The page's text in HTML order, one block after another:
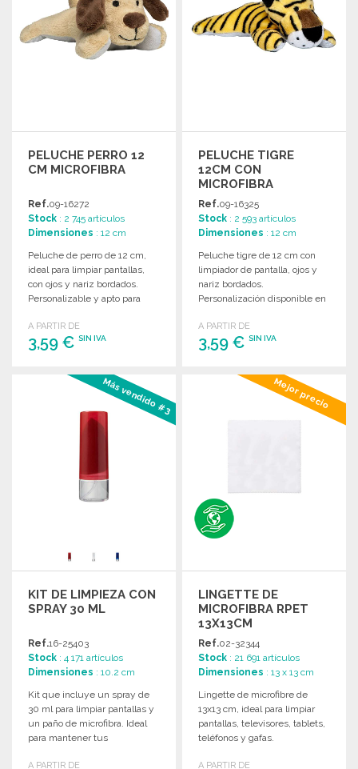
PELUCHE PERRO 12
CM MICROFIBRA
Ref.09-16272
Stock : 2 745 artículos
Dimensiones : 12 cm
Peluche de perro de 12 cm,
ideal para limpiar pantallas,
con ojos y nariz bordados.
Personalizable y apto para
A PARTIR DE
3,59 € SIN IVA
PEDIR
Solicitar un presupuesto
PELUCHE TIGRE
12CM CON
MICROFIBRA
Ref.09-16325
Stock : 2 593 artículos
Dimensiones : 12 cm
Peluche tigre de 12 cm con
limpiador de pantalla, ojos y
nariz bordados.
Personalización disponible en
menores de 3 años.
A PARTIR DE
3,59 €SIN IVA
PEDIR
Solicitar un presupuesto
Más vendido #3
KIT DE LIMPIEZA CON
SPRAY 30 ML
Ref.16-25403
Stock : 4 171 artículos
Dimensiones : 10.2 cm
Kit que incluye un spray de
30 ml para limpiar pantallas y
un paño de microfibra. Ideal
para mantener tus
A PARTIR DE
Mejor precio
LINGETTE DE
MICROFIBRA RPET
13X13CM
Ref.02-32344
Stock : 21 691 artículos
Dimensiones : 13 x 13 cm
Lingette de microfibre de
13x13 cm, ideal para limpiar
pantallas, televisores, tablets,
teléfonos y gafas.
A PARTIR DE